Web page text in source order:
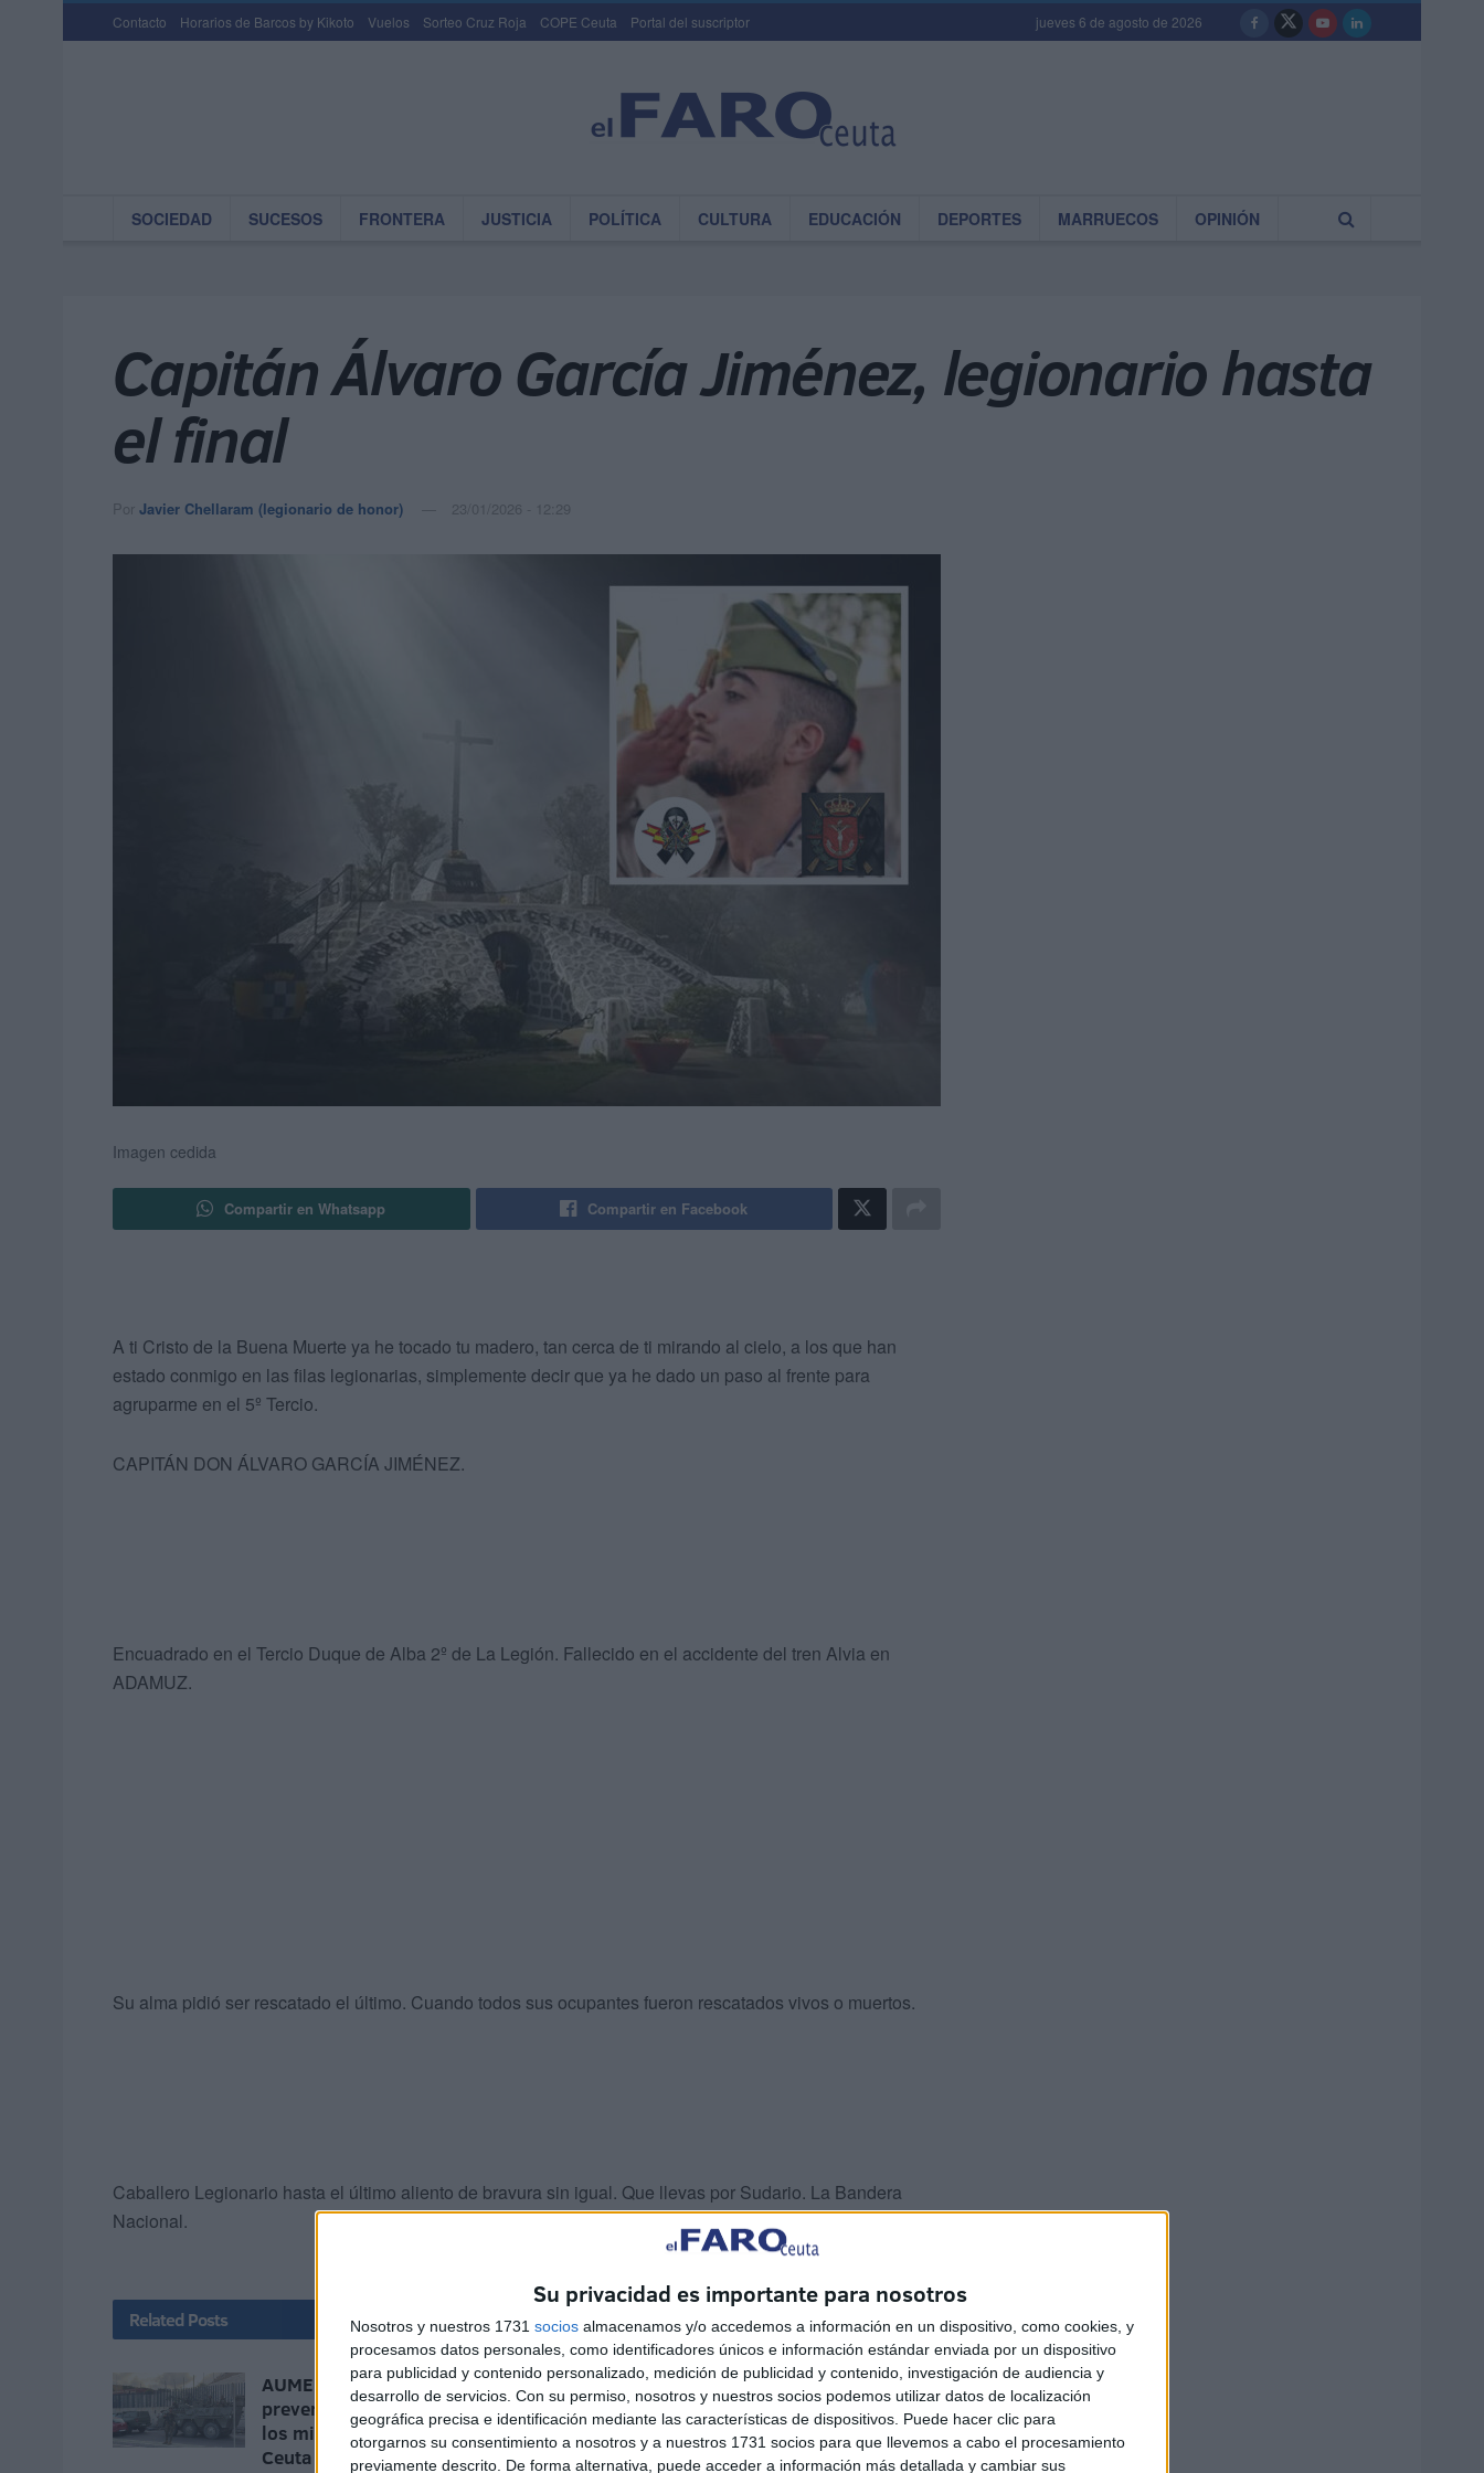
Su privacidad es importante para nosotros
Nosotros y nuestros 1731 socios almacenamos y/o accedemos a información en un dispositivo, como cookies, y
procesamos datos personales, como identificadores únicos e información estándar enviada por un dispositivo
para publicidad y contenido personalizado, medición de publicidad y contenido, investigación de audiencia y
desarrollo de servicios. Con su permiso, nosotros y nuestros socios podemos utilizar datos de localización
geográfica precisa e identificación mediante las características de dispositivos. Puede hacer clic para
otorgarnos su consentimiento a nosotros y a nuestros 1731 socios para que llevemos a cabo el procesamiento
previamente descrito. De forma alternativa, puede acceder a información más detallada y cambiar sus
Contacto Horarios de Barcos by Kikoto Vuelos Sorteo Cruz Roja COPE Ceuta Portal del suscriptor jueves 6 de agosto de 2026
SOCIEDAD SUCESOS FRONTERA JUSTICIA POLÍTICA CULTURA EDUCACIÓN DEPORTES MARRUECOS OPINIÓN
Capitán Álvaro García Jiménez, legionario hasta
el final
Por Javier Chellaram (legionario de honor) 23/01/2026 - 12:29
Imagen cedida
Compartir en Whatsapp Compartir en Facebook
A ti Cristo de la Buena Muerte ya he tocado tu madero, tan cerca de ti mirando al cielo, a los que han
estado conmigo en las filas legionarias, simplemente decir que ya he dado un paso al frente para
agruparme en el 5º Tercio.
CAPITÁN DON ÁLVARO GARCÍA JIMÉNEZ.
Encuadrado en el Tercio Duque de Alba 2º de La Legión. Fallecido en el accidente del tren Alvia en
ADAMUZ.
Su alma pidió ser rescatado el último. Cuando todos sus ocupantes fueron rescatados vivos o muertos.
Caballero Legionario hasta el último aliento de bravura sin igual. Que llevas por Sudario. La Bandera
Nacional.
Related Posts
AUME reclama preparación
preventiva y material para
los militares destinados en
Ceuta
La Estación del Ferrocarril
estalla: "Vivimos con miedo
y la policía no aparece"
HACE 59 MINUTOS